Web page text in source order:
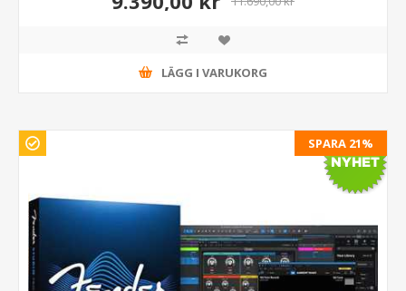
LÄGG I VARUKORG
SPARA 21%